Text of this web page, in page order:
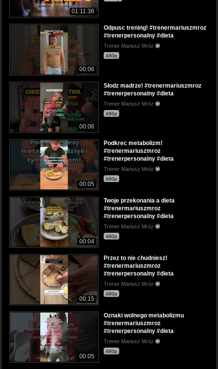
01:11:36
00:06
Odpusc trening! #trenermariuszmroz
#trenerpersonalny #dieta
Trener Mariusz Mróz
480p
00:06
Słodz madrze! #trenermariuszmroz
#trenerpersonalny #dieta
Trener Mariusz Mróz
480p
00:05
Podkrec metabolizm!
#trenermariuszmroz
#trenerpersonalny #dieta
Trener Mariusz Mróz
480p
00:04
Twoje przekonania a dieta
#trenermariuszmroz
#trenerpersonalny #dieta
Trener Mariusz Mróz
480p
00:15
Przez to nie chudniesz!
#trenermariuszmroz
#trenerpersonalny #dieta
Trener Mariusz Mróz
480p
00:05
Oznaki wolnego metabolizmu
#trenermariuszmroz
#trenerpersonalny #dieta
Trener Mariusz Mróz
480p